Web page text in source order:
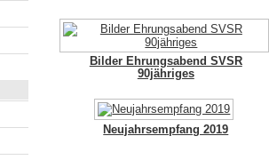
Bilder Ehrungsabend SVSR
90jähriges
Neujahrsempfang 2019